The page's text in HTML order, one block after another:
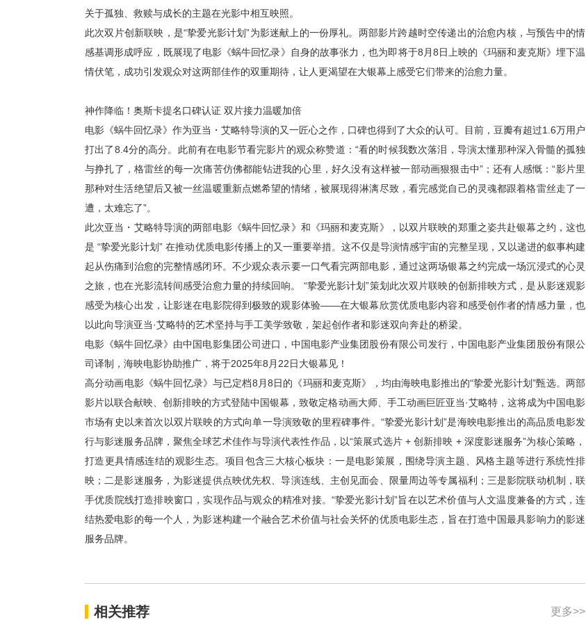
关于孤独、救赎与成长的主题在光影中相互映照。
此次双片创新联映，是“挚爱光影计划”为影迷献上的一份厚礼。两部影片跨越时空传递出的治愈内核，与预告中的情
感基调形成呼应，既展现了电影《蜗牛回忆录》自身的故事张力，也为即将于8 月8日上映的《玛丽和麦克斯》埋下温
情伏笔，成功引发观众对这两部佳作的双重期待，让人更渴望在大银幕上感受它们带来的治愈力量。
神作降临！奥斯卡提名口碑认证 双片接力温暖加倍
电影《蜗牛回忆录》作为亚当・艾略特导演的又一匠心之作，口碑也得到了大众的认可。目前，豆瓣有超过1.6万用户
打出了8.4分的高分。此前有在电影节看完影片的观众称赞道：“看的时候我数次落泪，导演太懂那种深入骨髓的孤独
与挣扎了，格雷丝的每一次痛苦仿佛都能钻进我的心里，好久没有这样被一部动画狠狠击中”；还有人感慨：“影片里
那种对生活绝望后又被一丝温暖重新点燃希望的情绪，被展现得淋漓尽致，看完感觉自己的灵魂都跟着格雷丝走了一
遭，太难忘了”。
此次亚当・艾略特导演的两部电影《蜗牛回忆录》和《玛丽和麦克斯》，以双片联映的郑重之姿共赴银幕之约，这也
是 “挚爱光影计划”在推动优质电影传播上的又一重要举措。这不仅是导演情感宇宙的完整呈现，又以递进的叙事构建
起从伤痛到治愈的完整情感闭环。不少观众表示要一口气看完两部电影，通过这两场银幕之约完成一场沉浸式的心灵
之旅，也在光影流转间感受治愈力量的持续回响。
“挚爱光影计划”策划此次双片联映的创新排映方式，是从影迷观影
感受为核心出发，让影迷在电影院得到极致的观影体验——在大银幕欣赏优质电影内容和感受创作者的情感力量，也
以此向导演亚当·艾略特的艺术坚持与手工美学致敬，架起创作者和影迷双向奔赴的桥梁。
电影《蜗牛回忆录》由中国电影集团公司进口，中国电影产业集团股份有限公司发行，中国电影产业集团股份有限公
司译制，海映电影协助推广，将于2025年8 月 22日大银幕见！
高分动画电影《蜗牛回忆录》与已定档8 月8日的《玛丽和麦克斯》，均由海映电影推出的“挚爱光影计划”甄选。两部
影片以联合献映、创新排映的方式登陆中国银幕，致敬定格动画大师、手工动画巨匠亚当·艾略特，这将成为中国电影
市场有史以来首次以双片联映的方式向单一导演致敬的里程碑事件。“挚爱光影计划”是海映电影推出的高品质电影发
行与影迷服务品牌，聚焦全球艺术佳作与导演代表性作品，以“策展式选片+ 创新排映 + 深度影迷服务”为核心策略，
打造更具情感连结的观影生态。项目包含三大核心板块：一是电影策展，围绕导演主题、风格主题等进行系统性排
映；二是影迷服务，为影迷提供点映优先权、导演连线、主创见面会、限量周边等专属福利；三是影院联动机制，联
手优质院线打造排映窗口，实现作品与观众的精准对接。“挚爱光影计划”旨在以艺术价值与人文温度兼备的方式，连
结热爱电影的每一个人，为影迷构建一个融合艺术价值与社会关怀的优质电影生态，旨在打造中国最具影响力的影迷
服务品牌。
相关推荐 更多>>